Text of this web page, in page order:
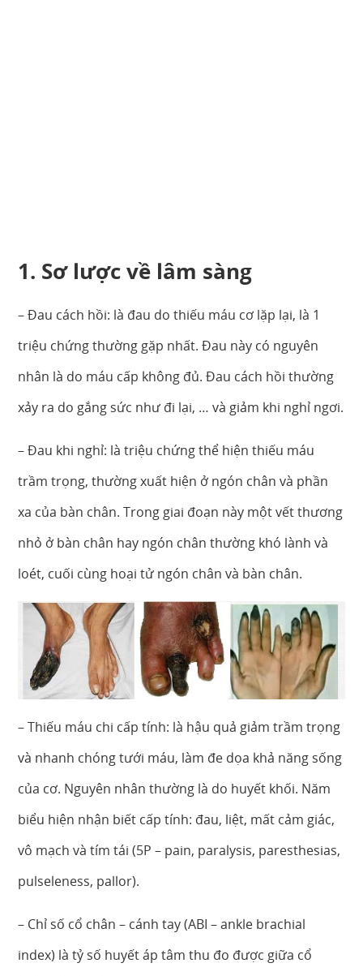
1. Sơ lược về lâm sàng
– Đau cách hồi: là đau do thiếu máu cơ lặp lại, là 1
triệu chứng thường gặp nhất. Đau này có nguyên
nhân là do máu cấp không đủ. Đau cách hồi thường
xảy ra do gắng sức như đi lại, … và giảm khi nghỉ ngơi.
– Đau khi nghỉ: là triệu chứng thể hiện thiếu máu
trầm trọng, thường xuất hiện ở ngón chân và phần
xa của bàn chân. Trong giai đoạn này một vết thương
nhỏ ở bàn chân hay ngón chân thường khó lành và
loét, cuối cùng hoại tử ngón chân và bàn chân.
– Thiếu máu chi cấp tính: là hậu quả giảm trầm trọng
và nhanh chóng tưới máu, làm đe dọa khả năng sống
của cơ. Nguyên nhân thường là do huyết khối. Năm
biểu hiện nhận biết cấp tính: đau, liệt, mất cảm giác,
vô mạch và tím tái (5P – pain, paralysis, paresthesias,
pulseleness, pallor).
– Chỉ số cổ chân – cánh tay (ABI – ankle brachial
index) là tỷ số huyết áp tâm thu đo được giữa cổ